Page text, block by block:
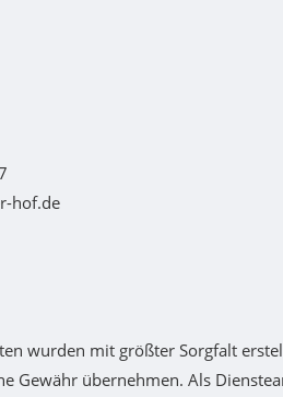
hof.de
wurden mit größter Sorgfalt
Gewähr übernehmen. Als